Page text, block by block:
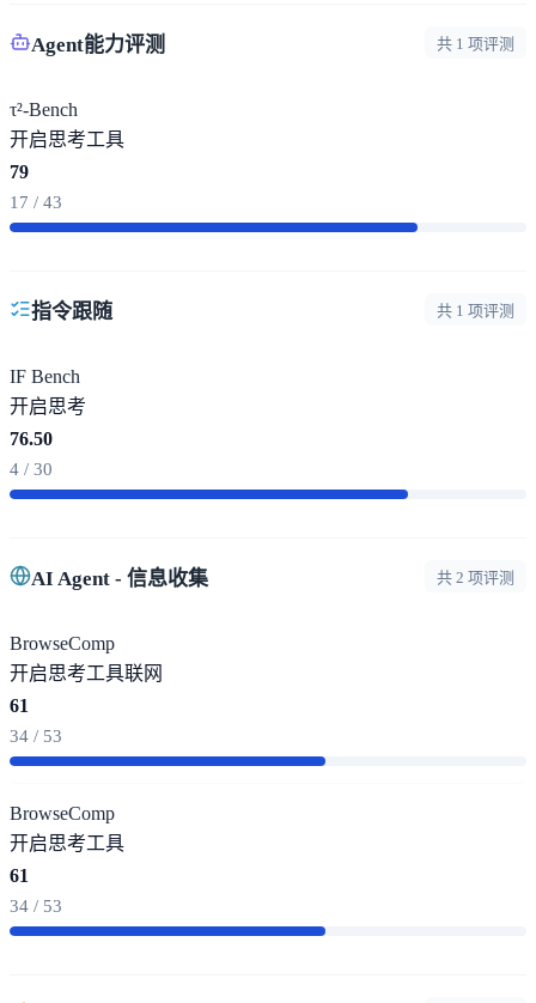
Agent能力评测 共 1 项评测
τ²-Bench
开启思考工具
79
17 / 43
指令跟随 共 1 项评测
IF Bench
开启思考
76.50
4 / 30
AI Agent - 信息收集 共 2 项评测
BrowseComp
开启思考工具联网
61
34 / 53
BrowseComp
开启思考工具
61
34 / 53